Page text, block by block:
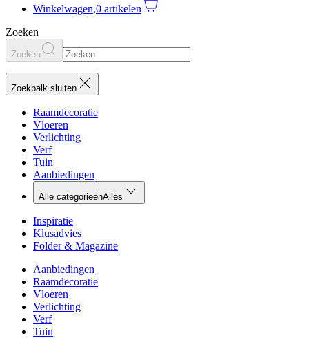
Winkelwagen,0 artikelen
Zoeken
Zoeken
Zoekbalk sluiten
Raamdecoratie
Vloeren
Verlichting
Verf
Tuin
Aanbiedingen
Alle categorieënAlles
Inspiratie
Klusadvies
Folder & Magazine
Aanbiedingen
Raamdecoratie
Vloeren
Verlichting
Verf
Tuin